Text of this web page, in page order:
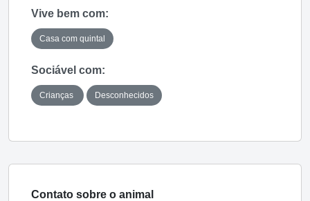
Vive bem com:
Casa com quintal
Sociável com:
Crianças Desconhecidos
Contato sobre o animal